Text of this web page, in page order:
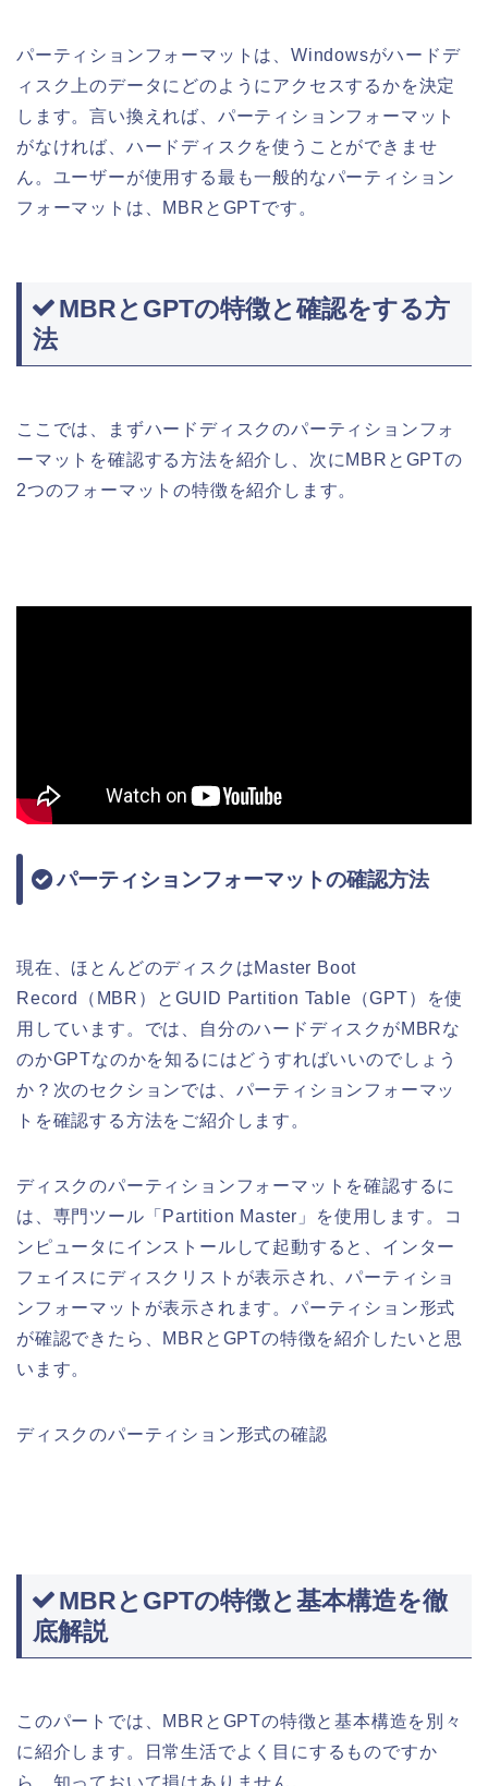
パーティションフォーマットは、Windowsがハードデ
ィスク上のデータにどのようにアクセスするかを決定
します。言い換えれば、パーティションフォーマット
がなければ、ハードディスクを使うことができませ
ん。ユーザーが使用する最も一般的なパーティション
フォーマットは、MBRとGPTです。
MBRとGPTの特徴と確認をする方
法
ここでは、まずハードディスクのパーティションフォ
ーマットを確認する方法を紹介し、次にMBRとGPTの
2つのフォーマットの特徴を紹介します。
パーティションフォーマットの確認方法
現在、ほとんどのディスクはMaster Boot
Record（MBR）とGUID Partition Table（GPT）を使
用しています。では、自分のハードディスクがMBRな
のかGPTなのかを知るにはどうすればいいのでしょう
か？次のセクションでは、パーティションフォーマッ
トを確認する方法をご紹介します。
ディスクのパーティションフォーマットを確認するに
は、専門ツール「Partition Master」を使用します。コ
ンピュータにインストールして起動すると、インター
フェイスにディスクリストが表示され、パーティショ
ンフォーマットが表示されます。パーティション形式
が確認できたら、MBRとGPTの特徴を紹介したいと思
います。
ディスクのパーティション形式の確認
MBRとGPTの特徴と基本構造を徹
底解説
このパートでは、MBRとGPTの特徴と基本構造を別々
に紹介します。日常生活でよく目にするものですか